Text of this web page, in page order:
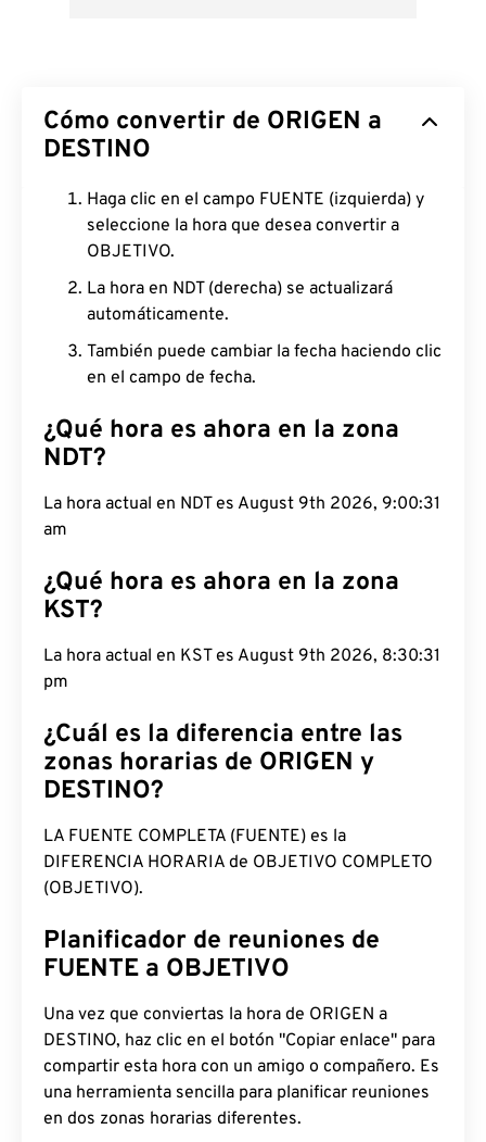
Cómo convertir de ORIGEN a
DESTINO
Haga clic en el campo FUENTE (izquierda) y
seleccione la hora que desea convertir a
OBJETIVO.
La hora en NDT (derecha) se actualizará
automáticamente.
También puede cambiar la fecha haciendo clic
en el campo de fecha.
¿Qué hora es ahora en la zona
NDT?
La hora actual en NDT es August 9th 2026,
9:00:32 am
¿Qué hora es ahora en la zona
KST?
La hora actual en KST es August 9th 2026,
8:30:32 pm
¿Cuál es la diferencia entre las
zonas horarias de ORIGEN y
DESTINO?
LA FUENTE COMPLETA (FUENTE) es la
DIFERENCIA HORARIA de OBJETIVO COMPLETO
(OBJETIVO).
Planificador de reuniones de
FUENTE a OBJETIVO
Una vez que conviertas la hora de ORIGEN a
DESTINO, haz clic en el botón "Copiar enlace" para
compartir esta hora con un amigo o compañero. Es
una herramienta sencilla para planificar reuniones
en dos zonas horarias diferentes.